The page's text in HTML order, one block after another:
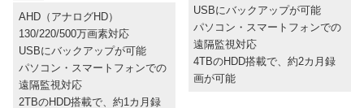
AHD（アナログHD）
130/220/500万画素対応
USBにバックアップが可能
パソコン・スマートフォンでの
遠隔監視対応
2TBのHDD搭載で、約1カ月録
USBにバックアップが可能
パソコン・スマートフォンでの
遠隔監視対応
4TBのHDD搭載で、約2カ月録
画が可能